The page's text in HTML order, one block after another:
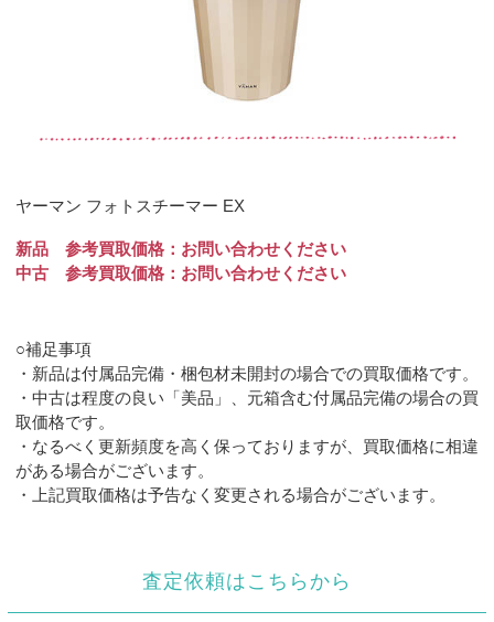
ヤーマン フォトスチーマー EX
新品 参考買取価格：お問い合わせください
中古 参考買取価格：お問い合わせください
○補足事項
・新品は付属品完備・梱包材未開封の場合での買取価格です。
・中古は程度の良い「美品」、元箱含む付属品完備の場合の買
取価格です。
・なるべく更新頻度を高く保っておりますが、買取価格に相違
がある場合がございます。
・上記買取価格は予告なく変更される場合がございます。
査定依頼はこちらから